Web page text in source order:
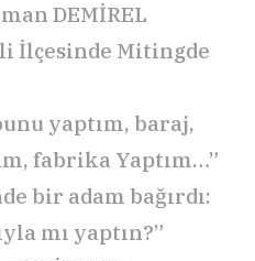
DEMİREL
İlçesinde Mitingde
yaptım, baraj,
fabrika Yaptım…”
bir adam bağırdı:
mı yaptın?”